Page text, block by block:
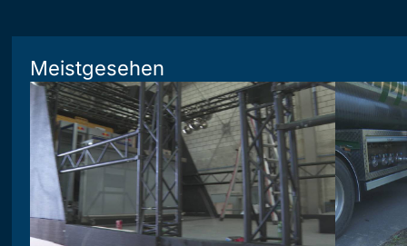
Meistgesehen